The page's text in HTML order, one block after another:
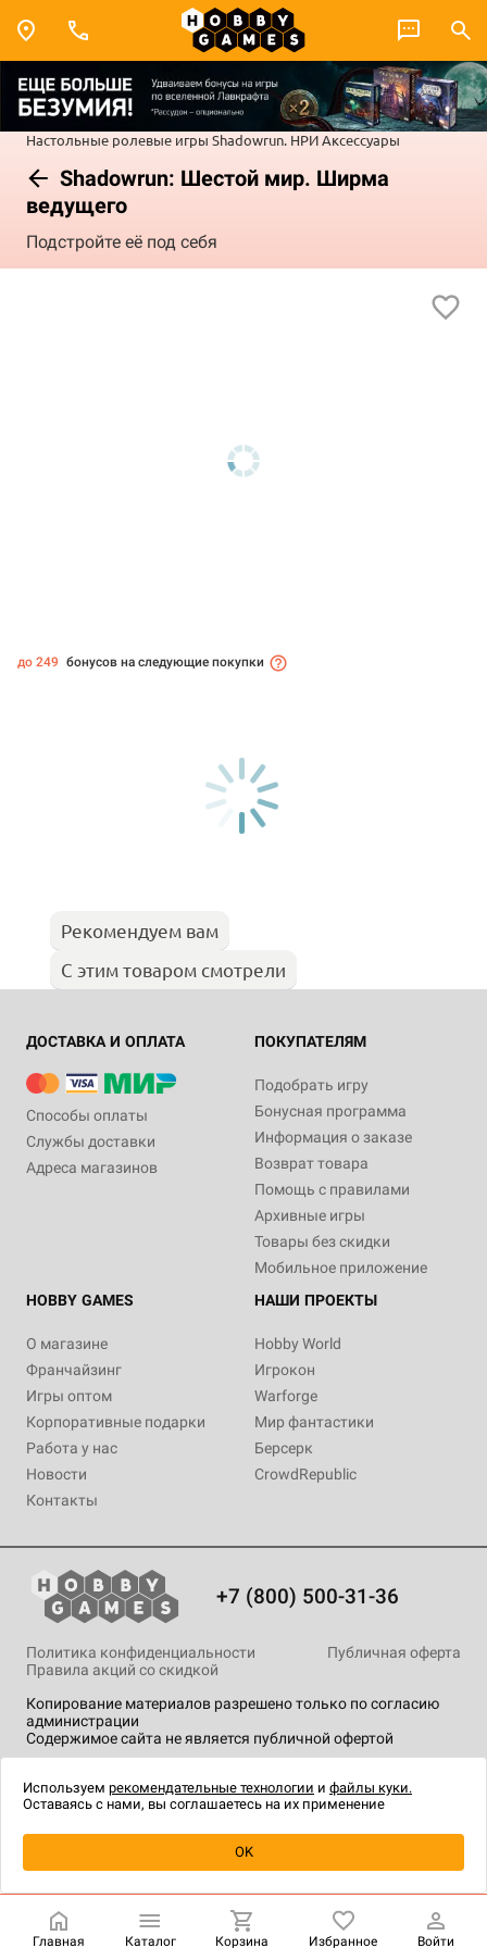
Настольные ролевые игры Shadowrun. НРИАксессуары
Shadowrun: Шестой мир. Ширма
ведущего
Подстройте её под себя
Купить| 2 490 ₽
до 249 бонусов на следующие покупки
Рекомендуем вам
С этим товаром смотрели
ДОСТАВКА И ОПЛАТА
Способы оплаты
Службы доставки
Адреса магазинов
ПОКУПАТЕЛЯМ
Подобрать игру
Бонусная программа
Информация о заказе
Возврат товара
Помощь с правилами
Архивные игры
Товары без скидки
Мобильное приложение
HOBBY GAMES
О магазине
Франчайзинг
Игры оптом
Корпоративные подарки
Работа у нас
Новости
Контакты
НАШИ ПРОЕКТЫ
Hobby World
Игрокон
Warforge
Мир фантастики
Берсерк
CrowdRepublic
+7 (800) 500-31-36
Копирование материалов разрешено только по согласию
администрации
Содержимое сайта не является публичной офертой
Политика конфиденциальности
Публичная оферта
Правила акций со скидкой
технологии.
Главная Каталог Корзина Избранное Войти
Используем рекомендательные технологии и файлы куки.
Оставаясь с нами, вы соглашаетесь на их применение
OK